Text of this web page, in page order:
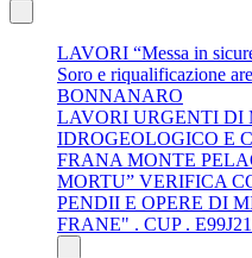
LAVORI “Messa in
Soro e riqualificazione
BONNANARO
LAVORI URGENTI DI
IDROGEOLOGICO E
FRANA MONTE
MORTU” VERIFICA
PENDII E OPERE DI
FRANE" . CUP .